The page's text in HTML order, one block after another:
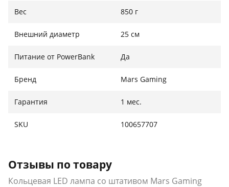
Идеальна для смартфона или веб-камеры
Гибкий держатель-подставка позволяет закрепить
положении, чтобы получить наилучшее качество
радиочастотный пульт обеспечивают быстрый
доступ ко всем режимам, яркости и цвету —
Вес 850 г
Внешний диаметр 25 см
Питание от PowerBank Да
Бренд Mars Gaming
Гарантия 1 мес.
SKU 100657707
Отзывы по товару
Кольцевая LED лампа со штативом Mars Gaming